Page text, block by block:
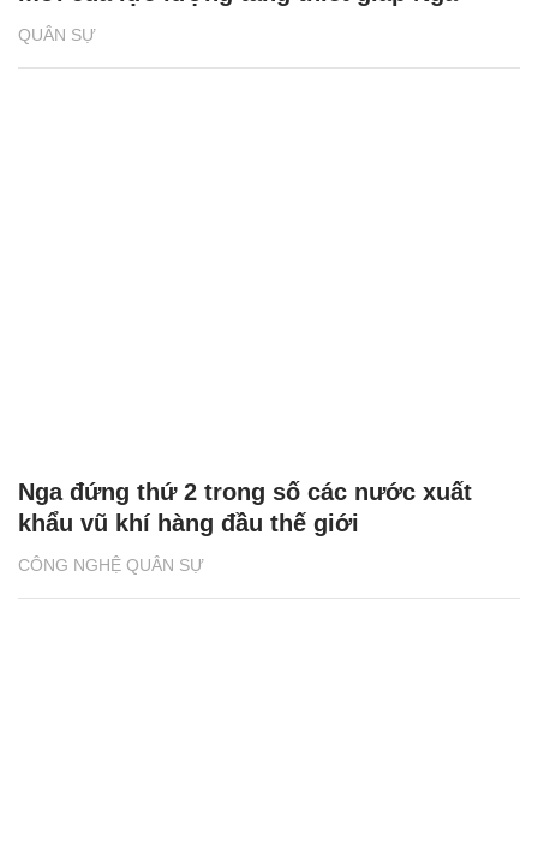
QUÂN SỰ
CÔNG NGHỆ QUÂN SỰ
Nga đứng thứ 2 trong số các nước xuất
khẩu vũ khí hàng đầu thế giới